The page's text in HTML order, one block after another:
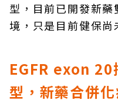
型，目前已開發新
境，只是目前健保尚
EGFR exon 20
型，新藥合併